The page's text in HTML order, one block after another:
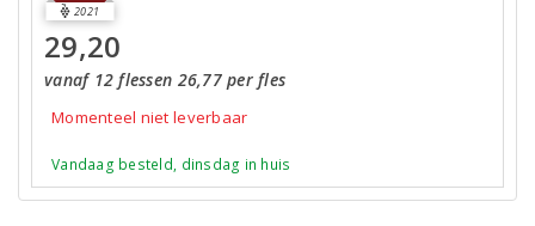
2021
29,20
vanaf 12 flessen 26,77 per fles
Momenteel niet leverbaar
Vandaag besteld, dinsdag in huis